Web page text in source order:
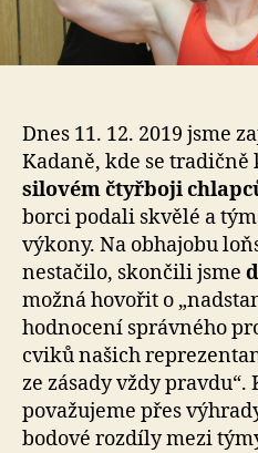
Dnes 11. 12. 2019 jsme
Kadaně, kde se tradičně
silovém čtyřboji
borci podali skvělé a
výkony. Na obhajobu
nestačilo, skončili jsme
možná hovořit o
hodnocení správného
cviků našich
ze zásady vždy
považujeme přes
bodové rozdíly mezi